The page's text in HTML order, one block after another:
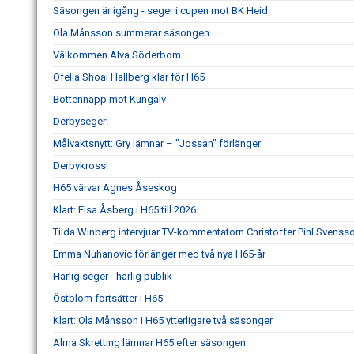
Säsongen är igång - seger i cupen mot BK Heid
Ola Månsson summerar säsongen
Välkommen Alva Söderbom
Ofelia Shoai Hallberg klar för H65
Bottennapp mot Kungälv
Derbyseger!
Målvaktsnytt: Gry lämnar – "Jossan" förlänger
Derbykross!
H65 värvar Agnes Åseskog
Klart: Elsa Åsberg i H65 till 2026
Tilda Winberg intervjuar TV-kommentatorn Christoffer Pihl
Emma Nuhanovic förlänger med två nya H65-år
Härlig seger - härlig publik
Östblom fortsätter i H65
Klart: Ola Månsson i H65 ytterligare två säsonger
Alma Skretting lämnar H65 efter säsongen